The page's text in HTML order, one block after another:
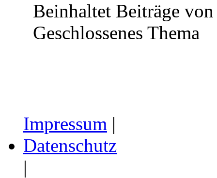
Beinhaltet Beiträge
Geschlossenes Thema
Impressum |
Datenschutz
|